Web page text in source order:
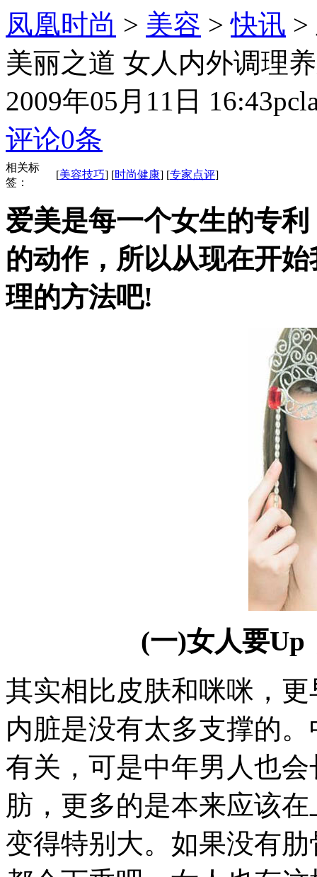
凤凰时尚 > 美容 >快讯 >
美丽之道 女人内外调理
2009年05月11日 16:43
评论0条
相关标
签：
[美容技巧] [时尚健康] [专家点评]
爱美是每一个女生的专
的动作，所以从现在开
理的方法吧!
(一)女人要Up
其实相比皮肤和咪咪，
内脏是没有太多支撑的
有关，可是中年男人也
肪，更多的是本来应该
变得特别大。如果没有